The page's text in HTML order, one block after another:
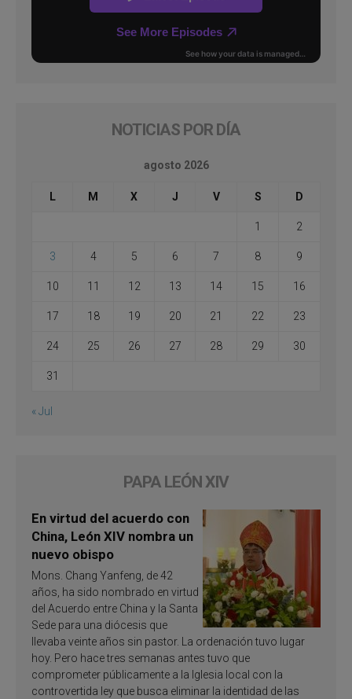
NOTICIAS POR DÍA
agosto 2026
L M X J V S D
1 2
3 4 5 6 7 8 9
10 11 12 13 14 15 16
17 18 19 20 21 22 23
24 25 26 27 28 29 30
31
« Jul
PAPA LEÓN XIV
En virtud del acuerdo con
China, León XIV nombra un
nuevo obispo
Mons. Chang Yanfeng, de 42
años, ha sido nombrado en virtud
del Acuerdo entre China y la Santa
Sede para una diócesis que
llevaba veinte años sin pastor. La ordenación tuvo lugar
hoy. Pero hace tres semanas antes tuvo que
comprometer públicamente a la Iglesia local con la
controvertida ley que busca eliminar la identidad de las